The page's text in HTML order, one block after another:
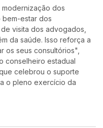
dos
estar dos
visita dos advogados,
da saúde. Isso reforça a
os seus consultórios",
conselheiro estadual
celebrou o suporte
o pleno exercício da